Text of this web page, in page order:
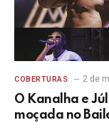
COBERTURAS 2 de
O Kanalha e
moçada no